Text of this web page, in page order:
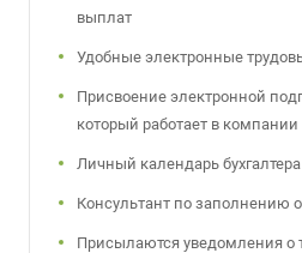
выплат
Удобные электронные
Присвоение электронной
который работает в компании
Личный календарь бухгалтера
Консультант по заполнению
Присылаются уведомления о